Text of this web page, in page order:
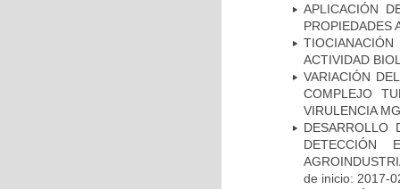
APLICACIÓN
PROPIEDADES
ACTIVIDAD
VARIACIÓN
COMPLEJO
VIRULENCIA
DESARROLLO
DETECCIÓN
de inicio: 2017-